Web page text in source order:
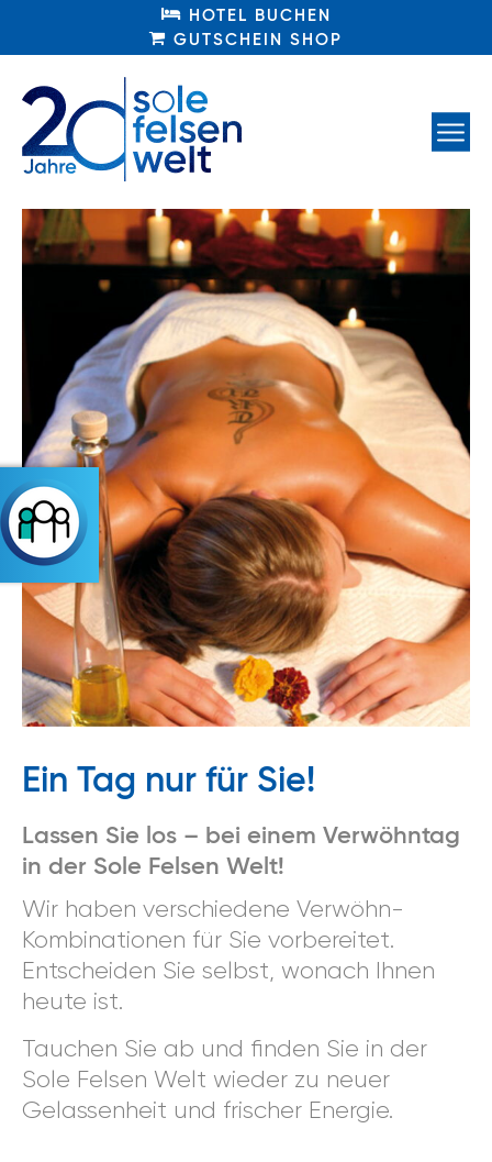
HOTEL BUCHEN
GUTSCHEIN SHOP
Ein Tag nur für Sie!
Lassen Sie los – bei einem Verwöhntag
in der Sole Felsen Welt!
Wir haben verschiedene Verwöhn-
Kombinationen für Sie vorbereitet.
Entscheiden Sie selbst, wonach Ihnen
heute ist.
Tauchen Sie ab und finden Sie in der
Sole Felsen Welt wieder zu neuer
Gelassenheit und frischer Energie.
HOTEL BUCHEN
GUTSCHEIN SHOP